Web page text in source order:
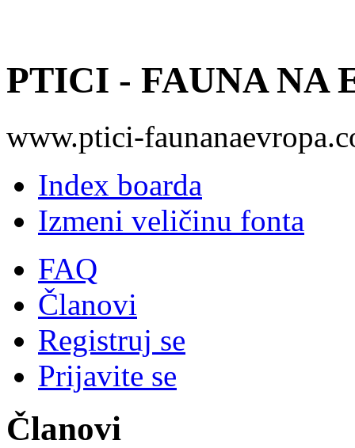
PTICI - FAUNA NA
www.ptici-
Index boarda
Izmeni veličinu fonta
FAQ
Članovi
Registruj se
Prijavite se
Članovi